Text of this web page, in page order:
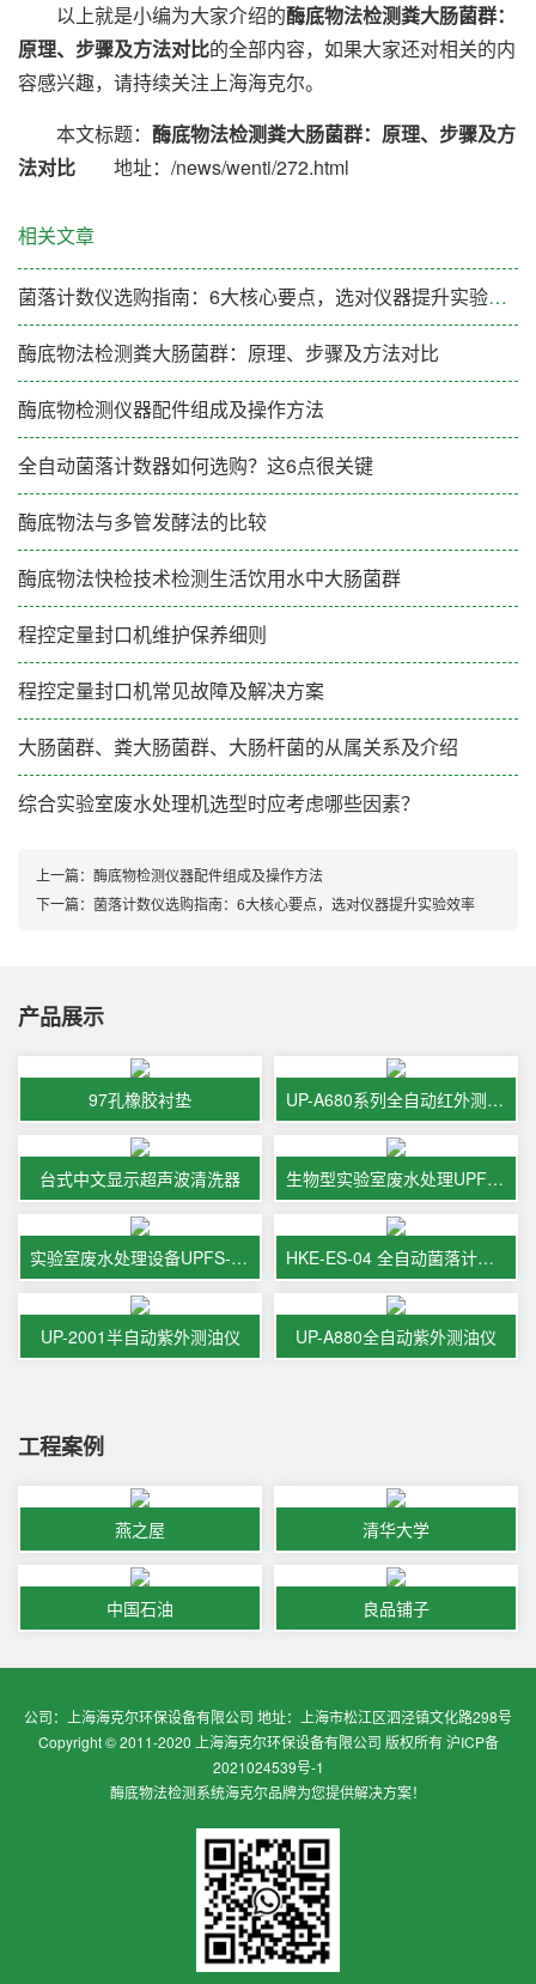
以上就是小编为大家介绍的酶底物法检测粪大肠菌群：
原理、步骤及方法对比的全部内容，如果大家还对相关的内
容感兴趣，请持续关注上海海克尔。
本文标题： 酶底物法检测粪大肠菌群：原理、步骤及方
法对比 地址：/news/wenti/272.html
相关文章
菌落计数仪选购指南：6大核心要点，选对仪器提升实验效率
酶底物法检测粪大肠菌群：原理、步骤及方法对比
酶底物检测仪器配件组成及操作方法
全自动菌落计数器如何选购？这6点很关键
酶底物法与多管发酵法的比较
酶底物法快检技术检测生活饮用水中大肠菌群
程控定量封口机维护保养细则
程控定量封口机常见故障及解决方案
大肠菌群、粪大肠菌群、大肠杆菌的从属关系及介绍
综合实验室废水处理机选型时应考虑哪些因素？
上一篇： 酶底物检测仪器配件组成及操作方法
下一篇： 菌落计数仪选购指南：6大核心要点，选对仪器提升实验效率
产品展示
97孔橡胶衬垫 UP-A680系列全自动红外测油仪
台式中文显示超声波清洗器 生物型实验室废水处理UPFS-II-500L
实验室废水处理设备UPFS-II-1000L HKE-ES-04 全自动菌落计数仪
UP-2001半自动紫外测油仪 UP-A880全自动紫外测油仪
工程案例
燕之屋 清华大学
中国石油 良品铺子
公司：上海海克尔环保设备有限公司 地址：上海市松江区泗泾镇文化路298号
Copyright © 2011-2020 上海海克尔环保设备有限公司 版权所有沪ICP备
2021024539号-1
酶底物法检测系统海克尔品牌为您提供解决方案！